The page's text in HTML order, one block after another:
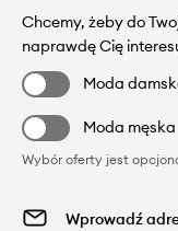
Chcemy, żeby do
naprawdę Cię
Moda
Moda męska
Wybór oferty jest